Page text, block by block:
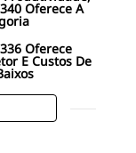
Oferece A
Oferece
E Custos De